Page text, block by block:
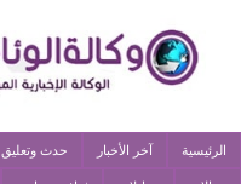
الرئيسية آخر الأخبار حدث وتعليق